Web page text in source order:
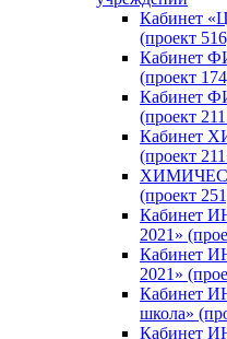
Кабинет
(проект
Кабинет
(проект
Кабинет
(проект
Кабинет
(проект
(проект
Кабинет
2021»
Кабинет
2021»
Кабинет
школа»
Кабинет